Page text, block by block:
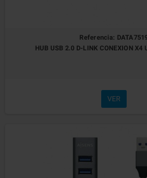
Referencia:
HUB USB 2.0 D-LINK CONEXION X4
VER